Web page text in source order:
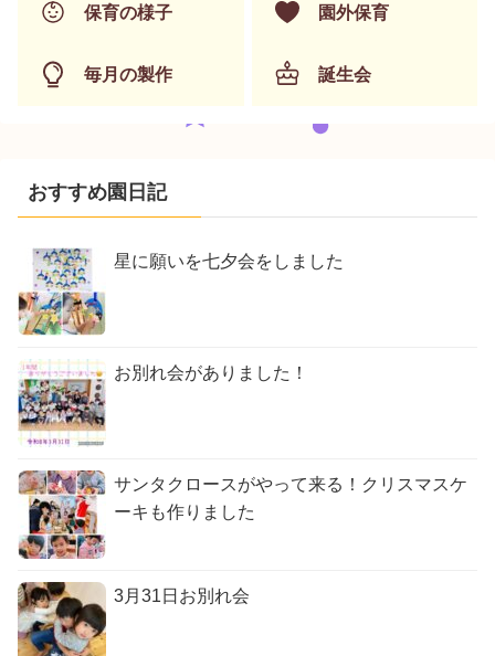
保育の様子 園外保育
毎月の製作 誕生会
おすすめ園日記
星に願いを七夕会をしました
お別れ会がありました！
サンタクロースがやって来る！クリスマスケ
ーキも作りました
3月31日お別れ会